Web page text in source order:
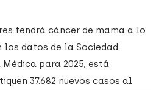
tendrá cáncer de mama a lo
los datos de la Sociedad
para 2025, está
37.682 nuevos casos al